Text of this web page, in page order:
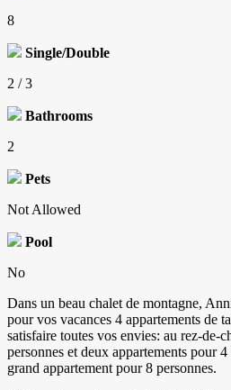
8
Single/Double
2 / 3
Bathrooms
2
Pets
Not Allowed
Pool
No
Dans un beau chalet de montagne,
pour vos vacances 4 appartements de
satisfaire toutes vos envies: au rez-de-
personnes et deux appartements pour
grand appartement pour 8 personnes.